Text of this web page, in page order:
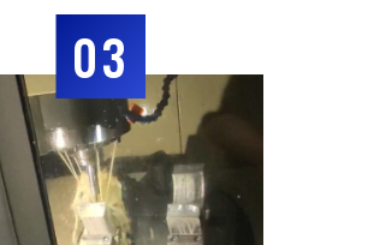
03